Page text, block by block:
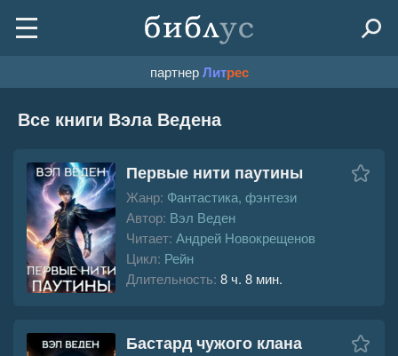
партнерЛитрес
Все книги Вэла Ведена
Первые нити паутины
Жанр: Фантастика, фэнтези
Автор: Вэл Веден
Читает: Андрей Новокрещенов
Цикл: Рейн
Длительность: 8 ч. 8 мин.
Бастард чужого клана